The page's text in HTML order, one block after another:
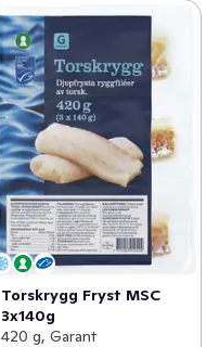
Torskrygg Fryst MSC
3x140g
420 g, Garant